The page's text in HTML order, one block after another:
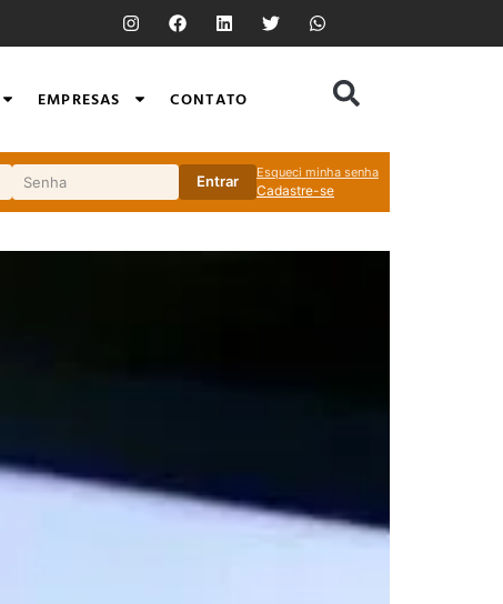
EMPRESAS CONTATO
Entrar
Esqueci minha senha
Cadastre-se